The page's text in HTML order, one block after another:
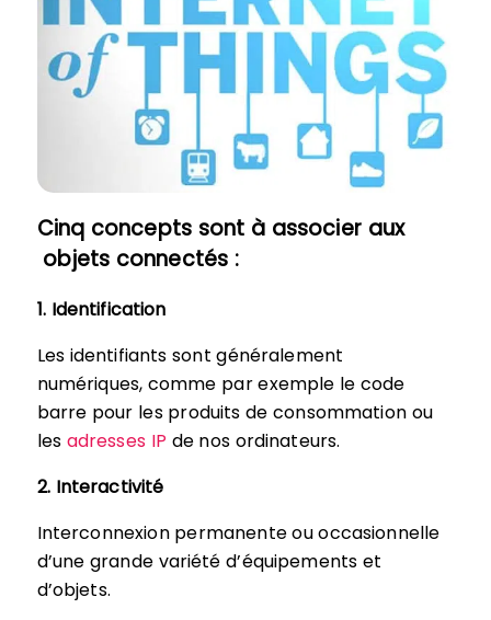
Cinq concepts sont à associer aux
objets connectés :
1. Identification
Les identifiants sont généralement
numériques, comme par exemple le code
barre pour les produits de consommation ou
les adresses IP de nos ordinateurs.
2. Interactivité
Interconnexion permanente ou occasionnelle
d’une grande variété d’équipements et
d’objets.